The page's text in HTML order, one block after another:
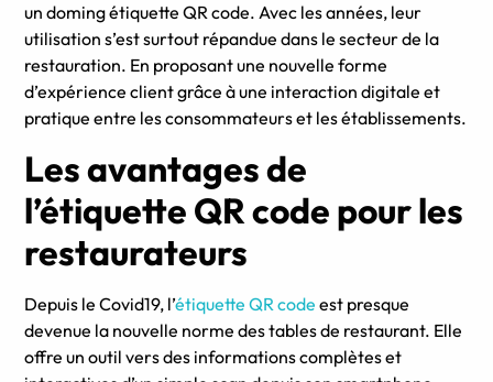
un doming étiquette QR code. Avec les années, leur
utilisation s’est surtout répandue dans le secteur de la
restauration. En proposant une nouvelle forme
d’expérience client grâce à une interaction digitale et
pratique entre les consommateurs et les établissements.
Les avantages de
l’étiquette QR code pour les
restaurateurs
Depuis le Covid19, l’étiquette QR code est presque
devenue la nouvelle norme des tables de restaurant. Elle
offre un outil vers des informations complètes et